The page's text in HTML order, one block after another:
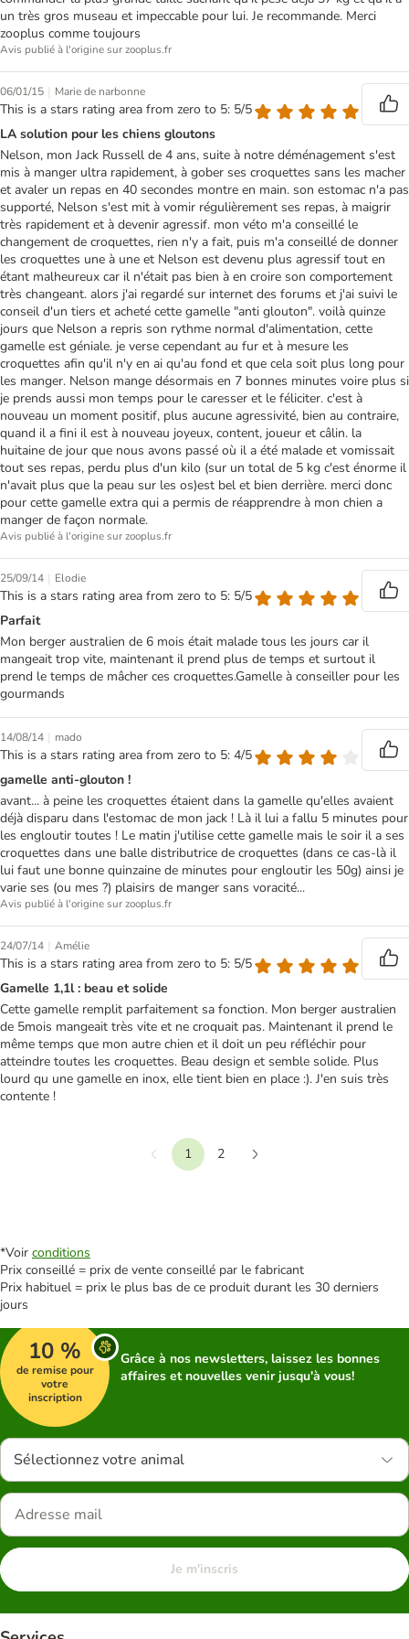
un très gros museau et impeccable pour lui. Je recommande. Merci
zooplus comme toujours
Avis publié à l'origine sur zooplus.fr
06/01/15 | Marie de narbonne
This is a stars rating area from zero to 5: 5/5
LA solution pour les chiens gloutons
Nelson, mon Jack Russell de 4 ans, suite à notre déménagement s'est
mis à manger ultra rapidement, à gober ses croquettes sans les macher
et avaler un repas en 40 secondes montre en main. son estomac n'a pas
supporté, Nelson s'est mit à vomir régulièrement ses repas, à maigrir
très rapidement et à devenir agressif. mon véto m'a conseillé le
changement de croquettes, rien n'y a fait, puis m'a conseillé de donner
les croquettes une à une et Nelson est devenu plus agressif tout en
étant malheureux car il n'était pas bien à en croire son comportement
très changeant. alors j'ai regardé sur internet des forums et j'ai suivi le
conseil d'un tiers et acheté cette gamelle "anti glouton". voilà quinze
jours que Nelson a repris son rythme normal d'alimentation, cette
gamelle est géniale. je verse cependant au fur et à mesure les
croquettes afin qu'il n'y en ai qu'au fond et que cela soit plus long pour
les manger. Nelson mange désormais en 7 bonnes minutes voire plus si
je prends aussi mon temps pour le caresser et le féliciter. c'est à
nouveau un moment positif, plus aucune agressivité, bien au contraire,
quand il a fini il est à nouveau joyeux, content, joueur et câlin. la
huitaine de jour que nous avons passé où il a été malade et vomissait
tout ses repas, perdu plus d'un kilo (sur un total de 5 kg c'est énorme il
n'avait plus que la peau sur les os)est bel et bien derrière. merci donc
pour cette gamelle extra qui a permis de réapprendre à mon chien a
manger de façon normale.
Avis publié à l'origine sur zooplus.fr
25/09/14 | Elodie
This is a stars rating area from zero to 5: 5/5
Parfait
Mon berger australien de 6 mois était malade tous les jours car il
mangeait trop vite, maintenant il prend plus de temps et surtout il
prend le temps de mâcher ces croquettes.Gamelle à conseiller pour les
gourmands
14/08/14 | mado
This is a stars rating area from zero to 5: 4/5
gamelle anti-glouton !
avant... à peine les croquettes étaient dans la gamelle qu'elles avaient
déjà disparu dans l'estomac de mon jack ! Là il lui a fallu 5 minutes pour
les engloutir toutes ! Le matin j'utilise cette gamelle mais le soir il a ses
croquettes dans une balle distributrice de croquettes (dans ce cas-là il
lui faut une bonne quinzaine de minutes pour engloutir les 50g) ainsi je
varie ses (ou mes ?) plaisirs de manger sans voracité...
Avis publié à l'origine sur zooplus.fr
24/07/14 | Amélie
This is a stars rating area from zero to 5: 5/5
Gamelle 1,1l : beau et solide
Cette gamelle remplit parfaitement sa fonction. Mon berger australien
de 5mois mangeait très vite et ne croquait pas. Maintenant il prend le
même temps que mon autre chien et il doit un peu réfléchir pour
atteindre toutes les croquettes. Beau design et semble solide. Plus
lourd qu une gamelle en inox, elle tient bien en place :). J'en suis très
contente !
Précédent
1
2
*Voir conditions
Prix conseillé = prix de vente conseillé par le fabricant
Prix habituel = prix le plus bas de ce produit durant les 30 derniers
jours
10 %
de remise pour
votre
inscription
Grâce à nos newsletters, laissez les bonnes
affaires et nouvelles venir jusqu'à vous!
Sélectionnez votre animal
Je m'inscris